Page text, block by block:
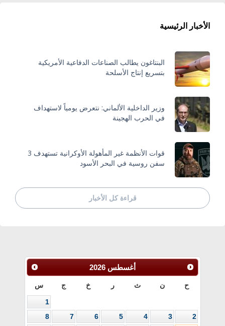
الأخبار الرئيسية
البنتاغون يطالب الصناعات الدفاعية الأمريكية
بتسريع إنتاج الأسلحة
وزير الداخلية الألماني: نتعرض يومياً لاستهداف
في الحرب الهجينة
قوات الأنظمة غير المأهولة الأوكرانية تستهدف 3
سفن روسية في البحر الأسود
قراءة كل الأخبار
أغسطس 2026
ح ن ث ر خ ج س
1
2
3
4
5
6
7
8